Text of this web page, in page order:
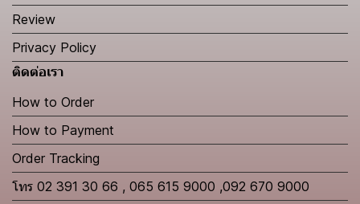
Review
Privacy Policy
ติดต่อเรา
How to Order
How to Payment
Order Tracking
โทร 02 391 30 66 , 065 615 9000 ,092 670 9000